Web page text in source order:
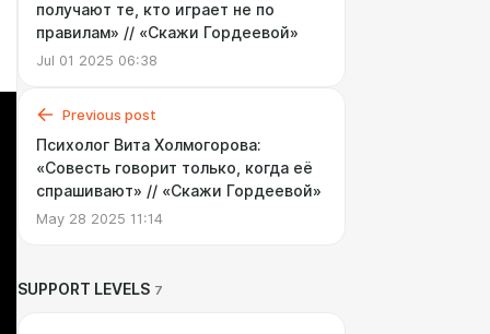
получают те, кто играет не по
правилам» // «Скажи Гордеевой»
Jul 01 2025 06:38
Previous post
Психолог Вита Холмогорова:
«Cовесть говорит только, когда её
спрашивают» // «Cкажи Гордеевой»
May 28 2025 11:14
SUPPORT LEVELS 7